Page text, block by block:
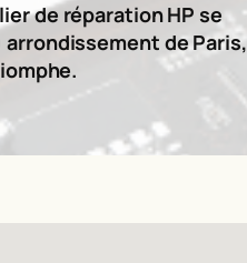
de réparation HP se
arrondissement de Paris,